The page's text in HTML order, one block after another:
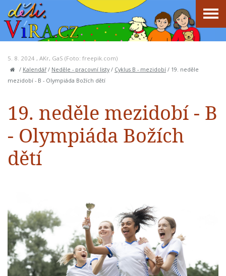
5. 8. 2024 , AKr, GaS (Foto: freepik.com)
/ Kalendář / Neděle - pracovní listy/ Cyklus B - mezidobí / 19. neděle
mezidobí - B - Olympiáda Božích dětí
19. neděle mezidobí - B
- Olympiáda Božích
dětí